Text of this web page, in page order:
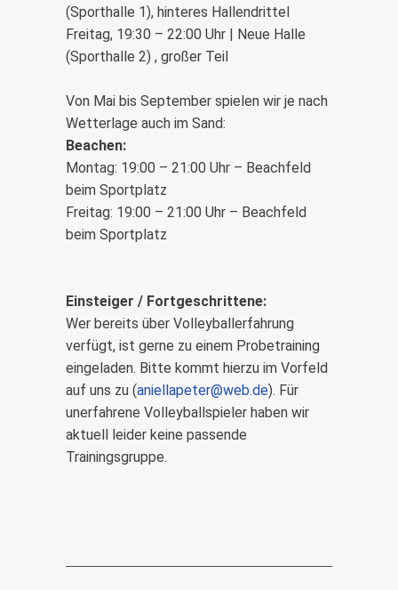
(Sporthalle 1), hinteres Hallendrittel
Freitag, 19:30 – 22:00 Uhr | Neue Halle
(Sporthalle 2) , großer Teil
Von Mai bis September spielen wir je nach
Wetterlage auch im Sand:
Beachen:
Montag: 19:00 – 21:00 Uhr – Beachfeld
beim Sportplatz
Freitag: 19:00 – 21:00 Uhr – Beachfeld
beim Sportplatz
Einsteiger / Fortgeschrittene:
Wer bereits über Volleyballerfahrung
verfügt, ist gerne zu einem Probetraining
eingeladen. Bitte kommt hierzu im Vorfeld
auf uns zu (aniellapeter@web.de). Für
unerfahrene Volleyballspieler haben wir
aktuell leider keine passende
Trainingsgruppe.